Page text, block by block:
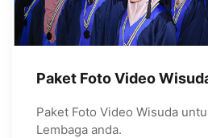
Paket Foto Video
Paket Foto Video Wisuda
Lembaga anda.